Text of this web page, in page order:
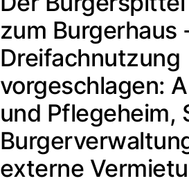
zum Burgerhaus
Dreifachnutzung
vorgeschlagen:
und Pflegeheim,
externe